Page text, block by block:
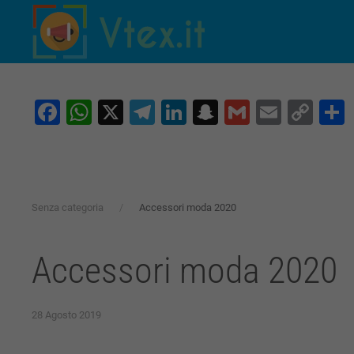
Skip to main content
Facebook
WhatsApp
X Telegram
LinkedIn
Snapchat
GmailEmail
Copy
Senza categoria Accessori moda 2020
Accessori moda 2020
28 Agosto 2019